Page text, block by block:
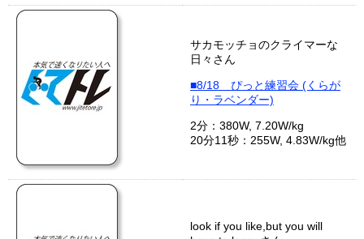
サカモッチョのクライマーな
日々さん
■8/18 ぴっと練習会 (くらが
り・ラベンダー)
2分：380W, 7.20W/kg
20分11秒：255W, 4.83W/kg他
look if you like,but you will